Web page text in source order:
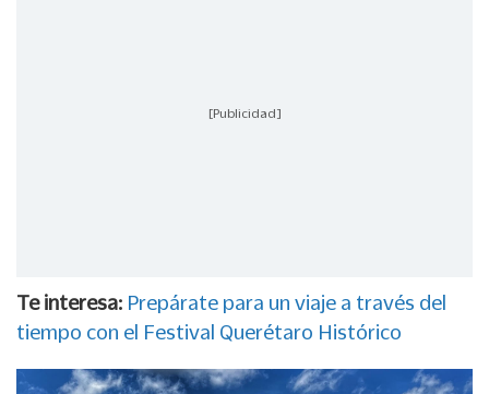
[Publicidad]
Te interesa: Prepárate para un viaje a través del
tiempo con el Festival Querétaro Histórico